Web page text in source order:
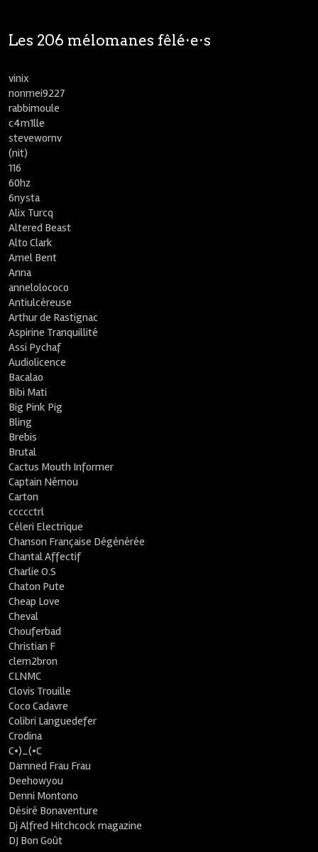
Les 206 mélomanes fêlé⋅e⋅s
vinix
nonmei9227
rabbimoule
c4m1lle
stevewornv
(nit)
116
60hz
6nysta
Alix Turcq
Altered Beast
Alto Clark
Amel Bent
Anna
annelolococo
Antiulcéreuse
Arthur de Rastignac
Aspirine Tranquillité
Assi Pychaf
Audiolicence
Bacalao
Bibi Mati
Big Pink Pig
Bling
Brebis
Brutal
Cactus Mouth Informer
Captain Némou
Carton
ccccctrl
Céleri Electrique
Chanson Française Dégénérée
Chantal Affectif
Charlie O.S
Chaton Pute
Cheap Love
Cheval
Chouferbad
Christian F
clem2bron
CLNMC
Clovis Trouille
Coco Cadavre
Colibri Languedefer
Crodina
C•)_(•C
Damned Frau Frau
Deehowyou
Denni Montono
Désiré Bonaventure
Dj Alfred Hitchcock magazine
DJ Bon Goût